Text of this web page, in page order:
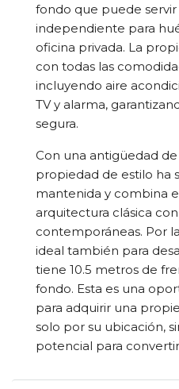
fondo que puede
independiente para
oficina privada. La
con todas las
incluyendo aire
TV y alarma,
segura.
Con una antigüedad de
propiedad de estilo ha
mantenida y combina
arquitectura clásica
contemporáneas. Por
ideal también para
tiene 10.5 metros de
fondo. Esta es una
para adquirir una
solo por su ubicación,
potencial para